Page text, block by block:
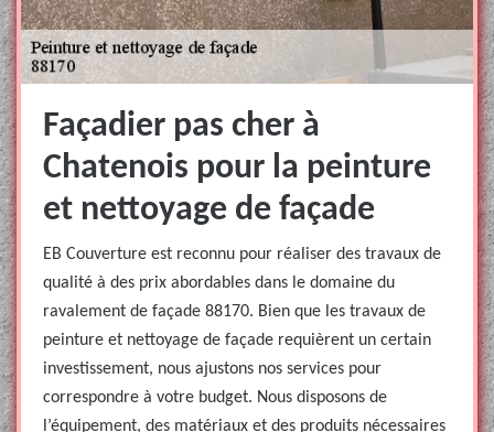
Façadier pas cher à
Chatenois pour la peinture
et nettoyage de façade
EB Couverture est reconnu pour réaliser des travaux de
qualité à des prix abordables dans le domaine du
ravalement de façade 88170. Bien que les travaux de
peinture et nettoyage de façade requièrent un certain
investissement, nous ajustons nos services pour
correspondre à votre budget. Nous disposons de
l’équipement, des matériaux et des produits nécessaires